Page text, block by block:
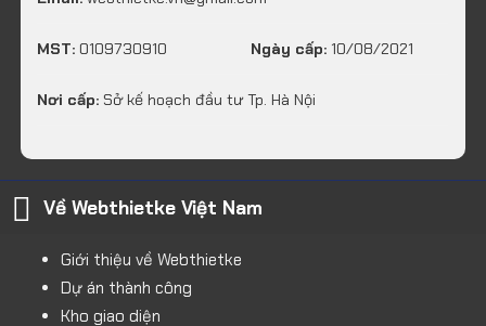
MST: 0109730910 Ngày cấp: 10/08/2021
Nơi cấp: Sở kế hoạch đầu tư Tp. Hà Nội
Về Webthietke Việt Nam
Giới thiệu về Webthietke
Dự án thành công
Kho giao diện